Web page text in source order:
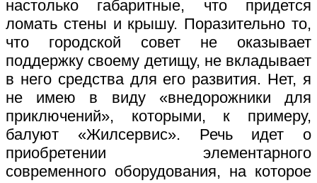
настолько габаритные, что придется
ломать стены и крышу. Поразительно то,
что городской совет не оказывает
поддержку своему детищу, не вкладывает
в него средства для его развития. Нет, я
не имею в виду «внедорожники для
приключений», которыми, к примеру,
балуют «Жилсервис». Речь идет о
приобретении элементарного
современного оборудования, на которое